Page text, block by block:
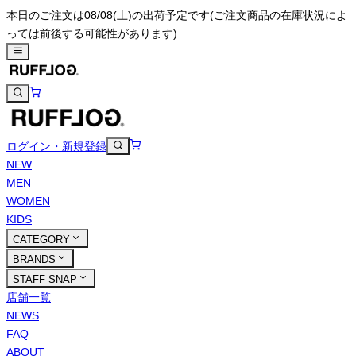
本日のご注文は08/08(土)の出荷予定です(ご注文商品の在庫状況によ
っては前後する可能性があります)
ログイン・新規登録
NEW
MEN
WOMEN
KIDS
CATEGORY
BRANDS
STAFF SNAP
店舗一覧
NEWS
FAQ
ABOUT